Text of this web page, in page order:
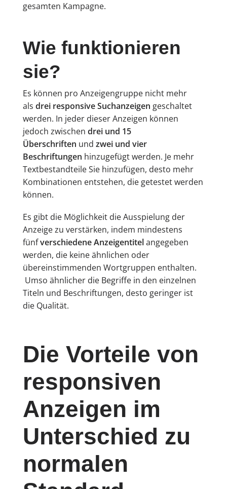
gesamten Kampagne.
Wie funktionieren
sie?
Es können pro Anzeigengruppe nicht mehr
als drei responsive Suchanzeigen geschaltet
werden. In jeder dieser Anzeigen können
jedoch zwischen drei und 15
Überschriften und zwei und vier
Beschriftungen hinzugefügt werden. Je mehr
Textbestandteile Sie hinzufügen, desto mehr
Kombinationen entstehen, die getestet werden
können.
Es gibt die Möglichkeit die Ausspielung der
Anzeige zu verstärken, indem mindestens
fünfverschiedene Anzeigentitelangegeben
werden, die keine ähnlichen oder
übereinstimmenden Wortgruppen enthalten.
Umso ähnlicher die Begriffe in den einzelnen
Titeln und Beschriftungen, desto geringer ist
die Qualität.
Die Vorteile von
responsiven
Anzeigen im
Unterschied zu
normalen